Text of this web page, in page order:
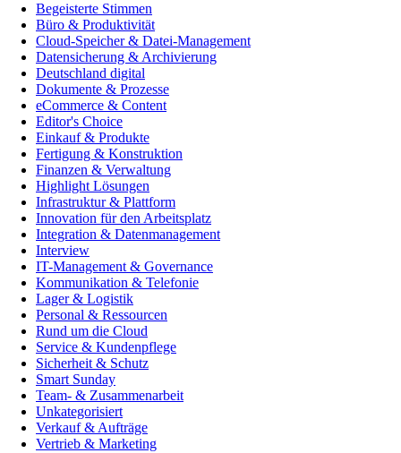
Begeisterte Stimmen
Büro & Produktivität
Cloud-Speicher & Datei-Management
Datensicherung & Archivierung
Deutschland digital
Dokumente & Prozesse
eCommerce & Content
Editor's Choice
Einkauf & Produkte
Fertigung & Konstruktion
Finanzen & Verwaltung
Highlight Lösungen
Infrastruktur & Plattform
Innovation für den Arbeitsplatz
Integration & Datenmanagement
Interview
IT-Management & Governance
Kommunikation & Telefonie
Lager & Logistik
Personal & Ressourcen
Rund um die Cloud
Service & Kundenpflege
Sicherheit & Schutz
Smart Sunday
Team- & Zusammenarbeit
Unkategorisiert
Verkauf & Aufträge
Vertrieb & Marketing